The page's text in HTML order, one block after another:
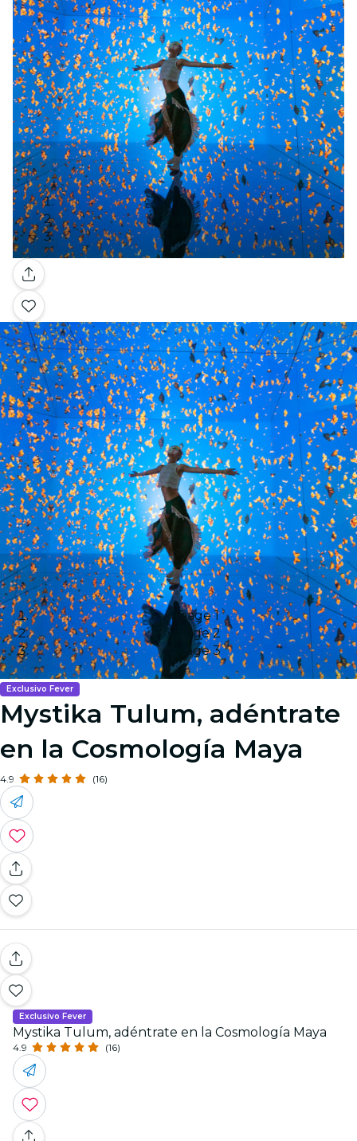
Galería
Image 1
Image 2
Image 3
Exclusivo Fever
Mystika Tulum, adéntrate
en la Cosmología Maya
4.9 (16)
Exclusivo Fever
Mystika Tulum, adéntrate en la Cosmología Maya
4.9 (16)